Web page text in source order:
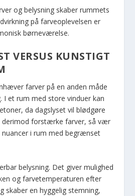
og belysning skaber rummets
på farveoplevelsen er
børneværelse.
VERSUS KUNSTIGT
farver på en anden måde
I et rum med store vinduer kan
da dagslyset vil blødgøre
derimod forstærke farver, så vær
i rum med begrænset
belysning. Det giver mulighed
og farvetemperaturen efter
skaber en hyggelig stemning,